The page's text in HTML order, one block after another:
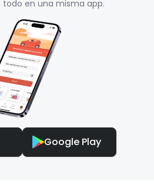
todo en una misma app.
Google Play